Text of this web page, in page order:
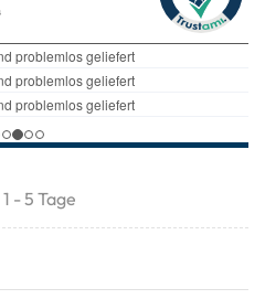
1 - 5 Tage